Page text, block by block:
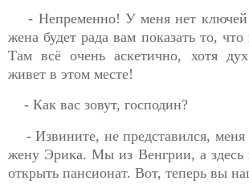
- Непременно! У меня нет
жена будет рада вам показать то,
Там всё очень аскетично, хотя
живет в этом месте!
- Как вас зовут, господин?
- Извините, не представился,
жену Эрика. Мы из Венгрии, а здесь
открыть пансионат. Вот, теперь вы